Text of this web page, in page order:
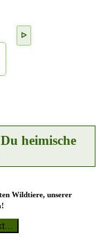
heimische
Wildtiere, unserer